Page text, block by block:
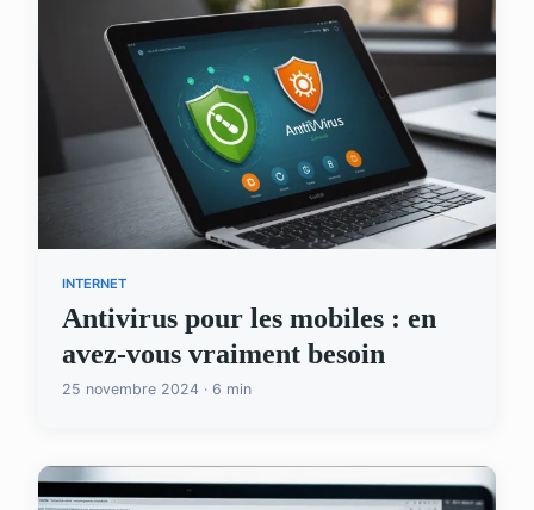
INTERNET
Antivirus pour les mobiles : en
avez-vous vraiment besoin
25 novembre 2024 · 6 min